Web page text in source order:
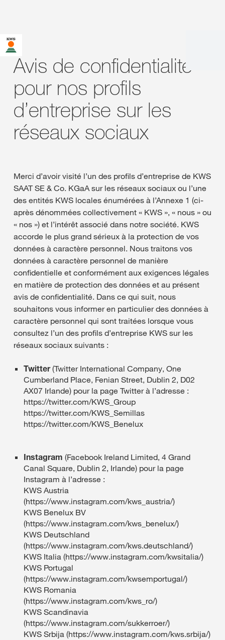
Avis de confidentialité
pour nos profils
d’entreprise sur les
réseaux sociaux
Merci d’avoir visité l’un des profils d’entreprise de KWS
SAAT SE & Co. KGaA sur les réseaux sociaux ou l’une
des entités KWS locales énumérées à l’Annexe 1 (ci-
après dénommées collectivement « KWS », « nous » ou
« nos ») et l’intérêt associé dans notre société. KWS
accorde le plus grand sérieux à la protection de vos
données à caractère personnel. Nous traitons vos
données à caractère personnel de manière
confidentielle et conformément aux exigences légales
en matière de protection des données et au présent
avis de confidentialité. Dans ce qui suit, nous
souhaitons vous informer en particulier des données à
caractère personnel qui sont traitées lorsque vous
consultez l’un des profils d’entreprise KWS sur les
réseaux sociaux suivants :
Twitter(Twitter International Company, One
Cumberland Place, Fenian Street, Dublin 2, D02
AX07 Irlande) pour la page Twitter à l’adresse :
https://twitter.com/KWS_Group
https://twitter.com/KWS_Semillas
https://twitter.com/KWS_Benelux
Instagram (Facebook Ireland Limited, 4 Grand
Canal Square, Dublin 2, Irlande) pour la page
Instagram à l’adresse :
KWS Austria
(https://www.instagram.com/kws_austria/)
KWS Benelux BV
(https://www.instagram.com/kws_benelux/)
KWS Deutschland
(https://www.instagram.com/kws.deutschland/)
KWS Italia (https://www.instagram.com/kwsitalia/)
KWS Portugal
(https://www.instagram.com/kwsemportugal/)
KWS Romania
(https://www.instagram.com/kws_ro/)
KWS Scandinavia
(https://www.instagram.com/sukkerroer/)
KWS Srbija (https://www.instagram.com/kws.srbija/)